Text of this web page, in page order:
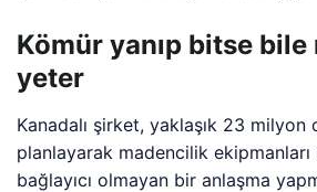
Kömür yanıp bitse
yeter
Kanadalı şirket, yaklaşık 23 milyon
planlayarak madencilik ekipmanları
bağlayıcı olmayan bir anlaşma